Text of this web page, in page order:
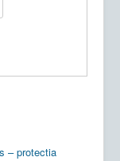
– protectia